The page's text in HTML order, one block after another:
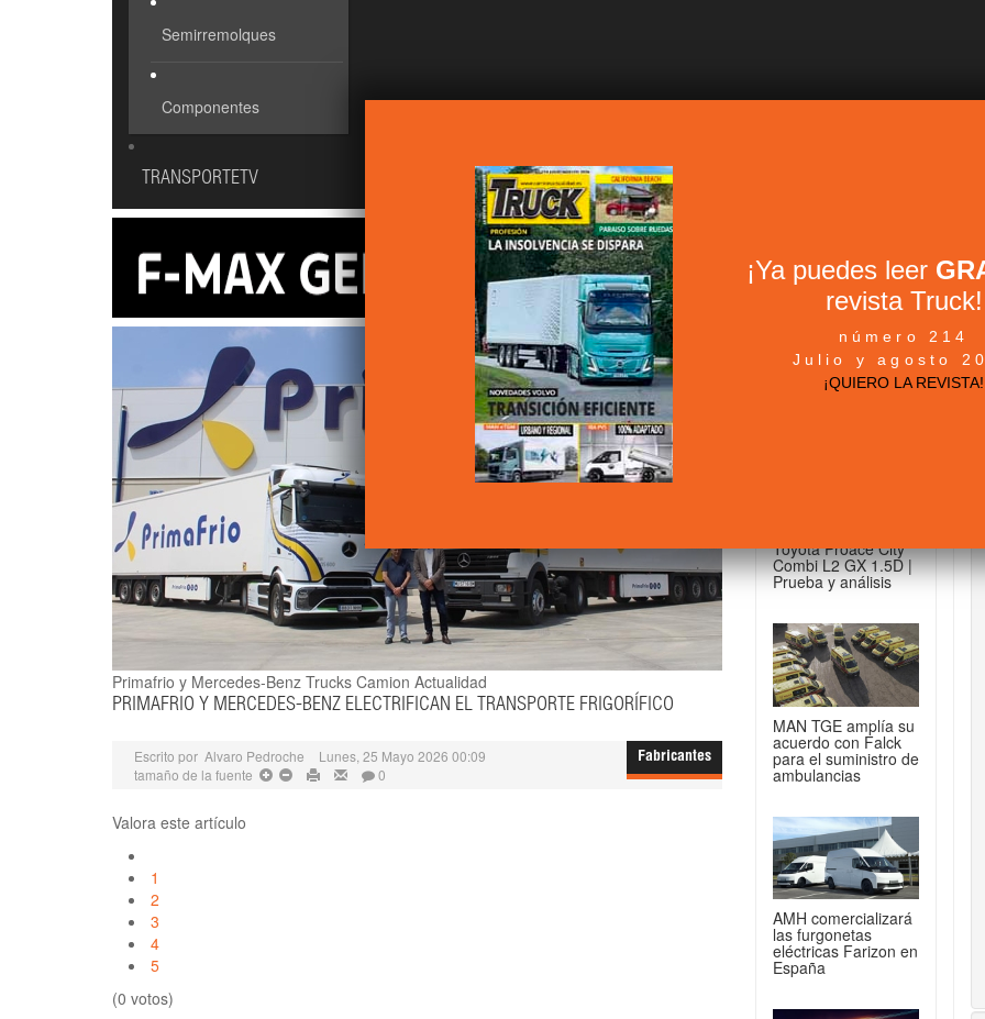
Semirremolques
Componentes
TRANSPORTETV
Primafrio y Mercedes-Benz Trucks Camion Actualidad
PRIMAFRIO Y MERCEDES-BENZ ELECTRIFICAN EL TRANSPORTE FRIGORÍFICO
Fabricantes
Escrito por Alvaro Pedroche
Lunes, 25 Mayo 2026 00:09
tamaño de la fuente
0
Valora este artículo
1
2
3
4
5
(0 votos)
+ NOTICIAS...
Toyota Proace City
Combi L2 GX 1.5D |
Prueba y análisis
MAN TGE amplía su
acuerdo con Falck
para el suministro de
ambulancias
AMH comercializará
las furgonetas
eléctricas Farizon en
España
¡Ya puedes leer
revista Truck!
número 214
Julio y agosto
¡QUIERO LA REVISTA!